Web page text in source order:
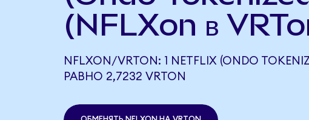
(NFLXon в
NFLXON/VRTON: 1 NETFLIX (ONDO
РАВНО 2,7232 VRTON